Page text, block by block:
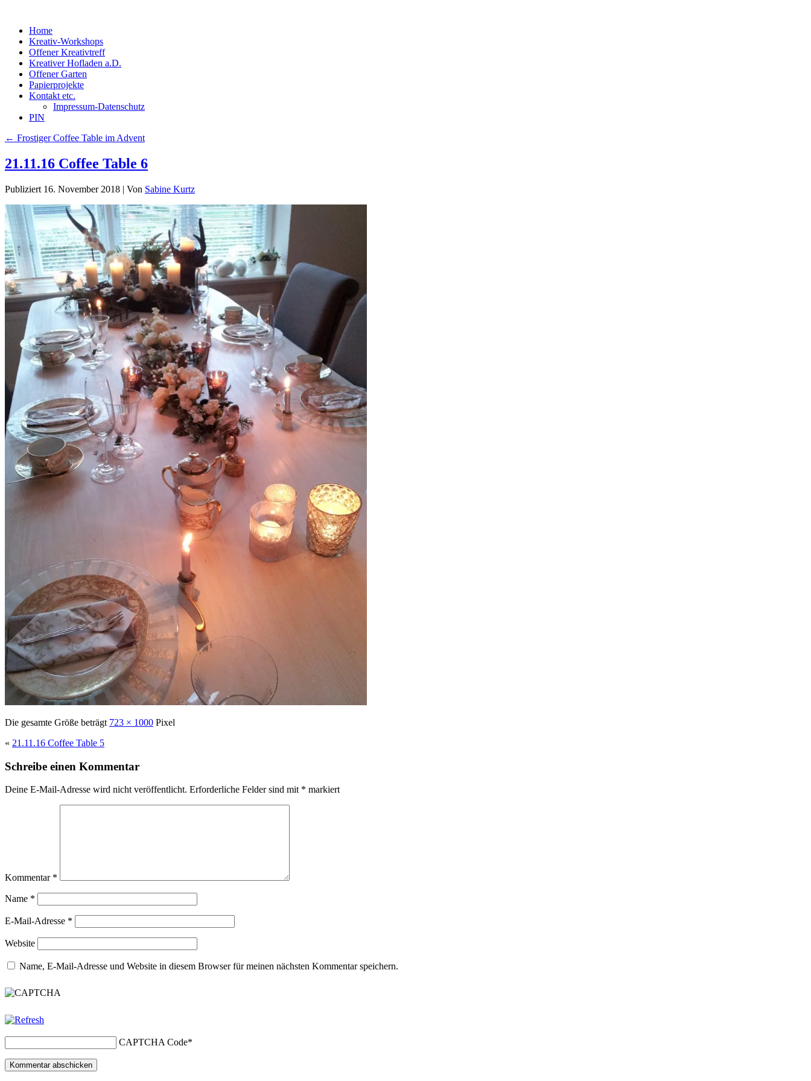
Home
Kreativ-Workshops
Offener Kreativtreff
Kreativer Hofladen a.D.
Offener Garten
Papierprojekte
Kontakt etc.
Impressum-Datenschutz
PIN
← Frostiger Coffee Table im Advent
21.11.16 Coffee Table 6
Publiziert 16. November 2018 | Von Sabine Kurtz
Die gesamte Größe beträgt 723 × 1000 Pixel
« 21.11.16 Coffee Table 5
Schreibe einen Kommentar
Deine E-Mail-Adresse wird nicht veröffentlicht. Erforderliche Felder sind mit * markiert
Kommentar *
Name *
E-Mail-Adresse *
Website
Name, E-Mail-Adresse und Website in diesem Browser für meinen nächsten Kommentar speichern.
CAPTCHA Code*